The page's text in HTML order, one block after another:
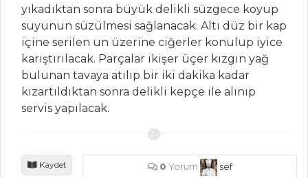
İSTANBUL PİLAVI
Pilav ve Makarna
Tüm Tarifleri
ET YEMEKLERI
MEYVELİ LÜFER
yıkadıktan sonra büyük delikli süzgece koyup
suyunun süzülmesi sağlanacak. Altı düz bir kap
içine serilen un üzerine ciğerler konulup iyice
karıştırılacak. Parçalar ikişer üçer kızgın yağ
bulunan tavaya atılıp bir iki dakika kadar
kızartıldıktan sonra delikli kepçe ile alınıp
servis yapılacak.
Kaydet 0 Yorum
sef